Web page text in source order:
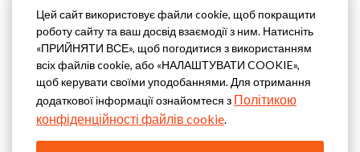
Цей сайт використовує файли cookie, щоб покращити
роботу сайту та ваш досвід взаємодії з ним. Натисніть
«ПРИЙНЯТИ ВСЕ», щоб погодитися з використанням
всіх файлів cookie, або «НАЛАШТУВАТИ COOKIE»,
щоб керувати своїми уподобаннями. Для отримання
додаткової інформації ознайомтеся з Політикою
конфіденційності файлів cookie.
https://foxinnrest.ru/
+7(921)553-9390